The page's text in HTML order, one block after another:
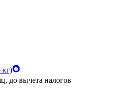
кг)
до вычета налогов